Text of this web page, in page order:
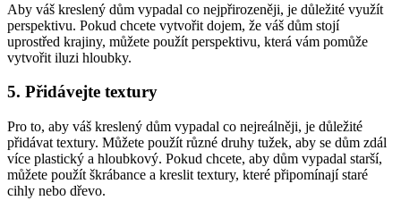
Aby váš kreslený dům vypadal co nejpřirozeněji, je důležité využít
perspektivu. Pokud chcete vytvořit dojem, že váš dům stojí
uprostřed krajiny, můžete použít perspektivu, která vám pomůže
vytvořit iluzi hloubky.
5. Přidávejte textury
Pro to, aby váš kreslený dům vypadal co nejreálněji, je důležité
přidávat textury. Můžete použít různé druhy tužek, aby se dům zdál
více plastický a hloubkový. Pokud chcete, aby dům vypadal starší,
můžete použít škrábance a kreslit textury, které připomínají staré
cihly nebo dřevo.